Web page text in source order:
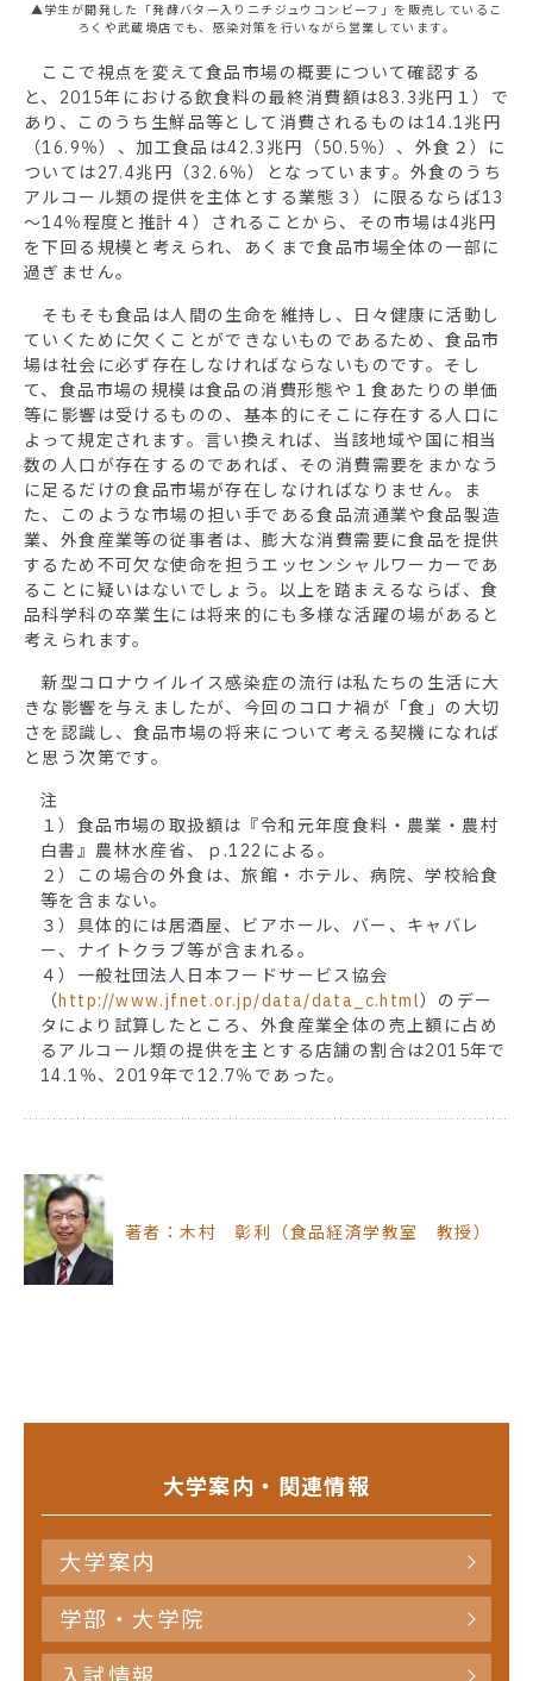
▲学生が開発した「発酵バター入りニチジュウコンビーフ」を販売しているこ
ろくや武蔵境店でも、感染対策を行いながら営業しています。
ここで視点を変えて食品市場の概要について確認する
と、2015年における飲食料の最終消費額は83.3兆円１）で
あり、このうち生鮮品等として消費されるものは14.1兆円
（16.9％）、加工食品は42.3兆円（50.5％）、外食２）に
ついては27.4兆円（32.6％）となっています。外食のうち
アルコール類の提供を主体とする業態３）に限るならば13
～14％程度と推計４）されることから、その市場は4兆円
を下回る規模と考えられ、あくまで食品市場全体の一部に
過ぎません。
そもそも食品は人間の生命を維持し、日々健康に活動し
ていくために欠くことができないものであるため、食品市
場は社会に必ず存在しなければならないものです。そし
て、食品市場の規模は食品の消費形態や１食あたりの単価
等に影響は受けるものの、基本的にそこに存在する人口に
よって規定されます。言い換えれば、当該地域や国に相当
数の人口が存在するのであれば、その消費需要をまかなう
に足るだけの食品市場が存在しなければなりません。ま
た、このような市場の担い手である食品流通業や食品製造
業、外食産業等の従事者は、膨大な消費需要に食品を提供
するため不可欠な使命を担うエッセンシャルワーカーであ
ることに疑いはないでしょう。以上を踏まえるならば、食
品科学科の卒業生には将来的にも多様な活躍の場があると
考えられます。
新型コロナウイルイス感染症の流行は私たちの生活に大
きな影響を与えましたが、今回のコロナ禍が「食」の大切
さを認識し、食品市場の将来について考える契機になれば
と思う次第です。
注
１）食品市場の取扱額は『令和元年度食料・農業・農村
白書』農林水産省、ｐ.122による。
２）この場合の外食は、旅館・ホテル、病院、学校給食
等を含まない。
３）具体的には居酒屋、ビアホール、バー、キャバレ
ー、ナイトクラブ等が含まれる。
４）一般社団法人日本フードサービス協会
（http://www.jfnet.or.jp/data/data_c.html）のデー
タにより試算したところ、外食産業全体の売上額に占め
るアルコール類の提供を主とする店舗の割合は2015年で
14.1％、2019年で12.7％であった。
著者：木村 彰利（食品経済学教室 教授）
大学案内・関連情報
大学案内
学部・大学院